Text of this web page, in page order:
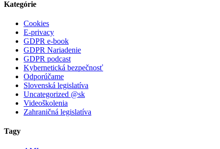
Kategórie
Cookies
E-privacy
GDPR e-book
GDPR Nariadenie
GDPR podcast
Kybernetická bezpečnosť
Odporúčame
Slovenská legislatíva
Uncategorized @sk
Videoškolenia
Zahraničná legislatíva
Tagy